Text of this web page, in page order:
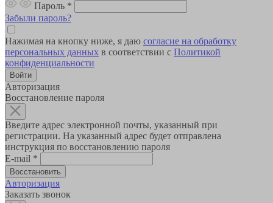
Пароль *
Забыли пароль?
Нажимая на кнопку ниже, я даю согласие на обработку
персональных данных в соответствии с Политикой
конфиденциальности
Авторизация
Восстановление пароля
Введите адрес электронной почты, указанный при
регистрации. На указанный адрес будет отправлена
инструкция по восстановлению пароля
E-mail *
Авторизация
Заказать звонок